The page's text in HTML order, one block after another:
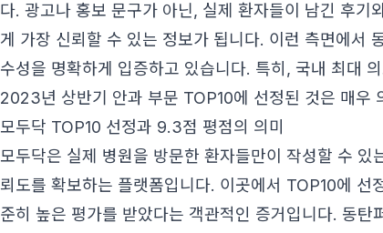
다. 광고나 홍보 문구가 아닌, 실제 환자들이 남긴 후기
게 가장 신뢰할 수 있는 정보가 됩니다. 이런 측면에서
수성을 명확하게 입증하고 있습니다. 특히, 국내 최대
2023년 상반기 안과 부문 TOP10에 선정된 것은 매우
모두닥 TOP10 선정과 9.3점 평점의 의미
모두닥은 실제 병원을 방문한 환자들만이 작성할 수
뢰도를 확보하는 플랫폼입니다. 이곳에서 TOP10에 선
준히 높은 평가를 받았다는 객관적인 증거입니다. 동